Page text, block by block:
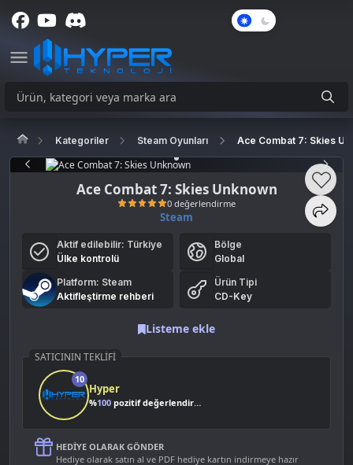
Kategoriler Steam Oyunları Ace Combat 7: Skies
Ace Combat 7: Skies Unknown
0 değerlendirme
Steam
Aktif edilebilir: Türkiye
Ülke kontrolü
Bölge
Global
Platform: Steam
Aktifleştirme rehberi
Ürün Tipi
CD-Key
Listeme ekle
SATICININ TEKLIFI
10
Hyper
%100 pozitif değerlendirme
HEDIYE OLARAK GÖNDER
Hediye olarak satın al ve PDF hediye kartın indirmeye hazır